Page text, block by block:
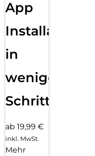
App
Installation
in
wenigen
Schritten
ab 19,99 €
inkl. MwSt.
Mehr